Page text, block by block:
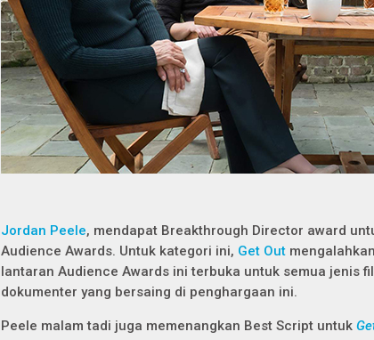
Jordan Peele, mendapat Breakthrough Director award
Audience Awards. Untuk kategori ini, Get Out
lantaran Audience Awards ini terbuka untuk semua jenis
dokumenter yang bersaing di penghargaan ini.
Peele malam tadi juga memenangkan Best Script untuk